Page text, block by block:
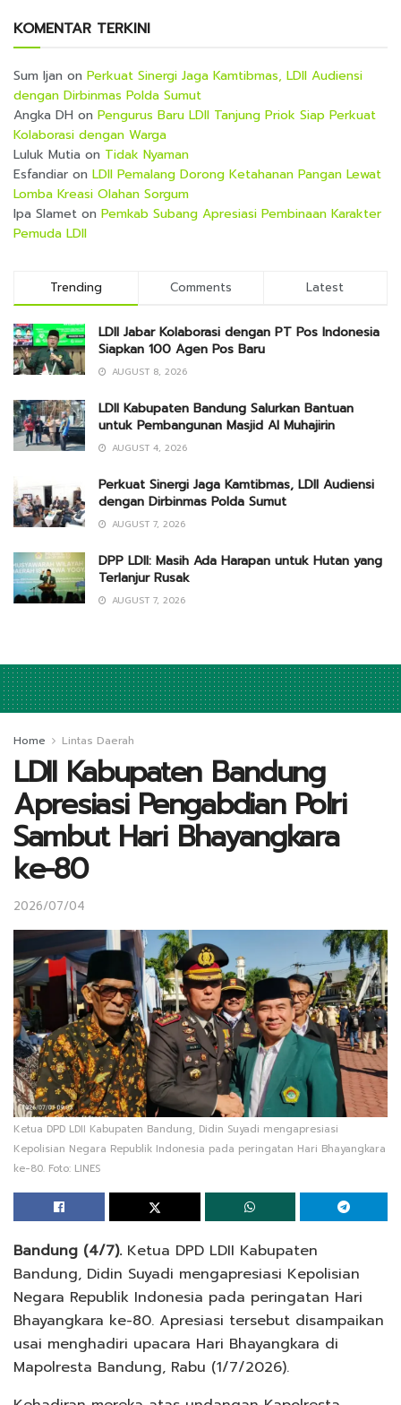
KOMENTAR TERKINI
Sum Ijan on Perkuat Sinergi Jaga Kamtibmas, LDII Audiensi
dengan Dirbinmas Polda Sumut
Angka DH on Pengurus Baru LDII Tanjung Priok Siap Perkuat
Kolaborasi dengan Warga
Luluk Mutia on Tidak Nyaman
Esfandiar on LDII Pemalang Dorong Ketahanan Pangan Lewat
Lomba Kreasi Olahan Sorgum
Ipa Slamet on Pemkab Subang Apresiasi Pembinaan Karakter
Pemuda LDII
Trending Comments Latest
LDII Jabar Kolaborasi dengan PT Pos Indonesia
Siapkan 100 Agen Pos Baru
AUGUST 8, 2026
LDII Kabupaten Bandung Salurkan Bantuan
untuk Pembangunan Masjid Al Muhajirin
AUGUST 4, 2026
Perkuat Sinergi Jaga Kamtibmas, LDII Audiensi
dengan Dirbinmas Polda Sumut
AUGUST 7, 2026
DPP LDII: Masih Ada Harapan untuk Hutan yang
Terlanjur Rusak
AUGUST 7, 2026
Home Lintas Daerah
LDII Kabupaten Bandung
Apresiasi Pengabdian Polri
Sambut Hari Bhayangkara
ke-80
2026/07/04
Ketua DPD LDII Kabupaten Bandung, Didin Suyadi mengapresiasi
Kepolisian Negara Republik Indonesia pada peringatan Hari Bhayangkara
ke-80. Foto: LINES
Bandung (4/7).Ketua DPD LDII Kabupaten
Bandung, Didin Suyadi mengapresiasi Kepolisian
Negara Republik Indonesia pada peringatan Hari
Bhayangkara ke-80. Apresiasi tersebut disampaikan
usai menghadiri upacara Hari Bhayangkara di
Mapolresta Bandung, Rabu (1/7/2026).